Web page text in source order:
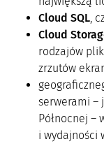
Cloud SQL,
Cloud
rodzajów
zrzutów
serwerami –
Północnej –
i wydajności